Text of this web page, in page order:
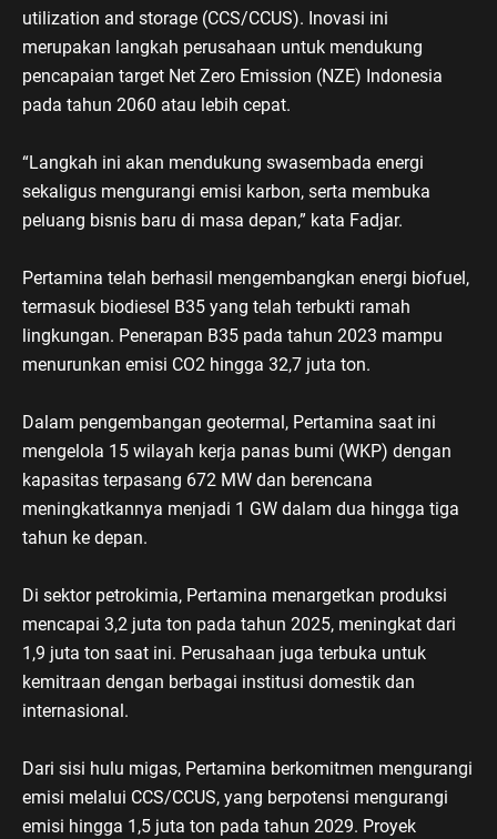
utilization and storage (CCS/CCUS). Inovasi ini
merupakan langkah perusahaan untuk mendukung
pencapaian target Net Zero Emission (NZE) Indonesia
pada tahun 2060 atau lebih cepat.
“Langkah ini akan mendukung swasembada energi
sekaligus mengurangi emisi karbon, serta membuka
peluang bisnis baru di masa depan,” kata Fadjar.
Pertamina telah berhasil mengembangkan energi biofuel,
termasuk biodiesel B35 yang telah terbukti ramah
lingkungan. Penerapan B35 pada tahun 2023 mampu
menurunkan emisi CO2 hingga 32,7 juta ton.
Dalam pengembangan geotermal, Pertamina saat ini
mengelola 15 wilayah kerja panas bumi (WKP) dengan
kapasitas terpasang 672 MW dan berencana
meningkatkannya menjadi 1 GW dalam dua hingga tiga
tahun ke depan.
Di sektor petrokimia, Pertamina menargetkan produksi
mencapai 3,2 juta ton pada tahun 2025, meningkat dari
1,9 juta ton saat ini. Perusahaan juga terbuka untuk
kemitraan dengan berbagai institusi domestik dan
internasional.
Dari sisi hulu migas, Pertamina berkomitmen mengurangi
emisi melalui CCS/CCUS, yang berpotensi mengurangi
emisi hingga 1,5 juta ton pada tahun 2029. Proyek